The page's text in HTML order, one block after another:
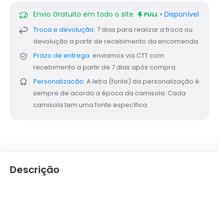
Envio Gratuito em todo o site • Disponível
Troca e devolução: 7 dias para realizar a troca ou
devolução a partir de recebimento da encomenda.
Prazo de entrega: enviamos via CTT com
recebimento a partir de 7 dias após compra.
Personalizacão: A letra (fonte) da personalização é
sempre de acordo a época da camisola. Cada
camisola tem uma fonte específica.
Descrição